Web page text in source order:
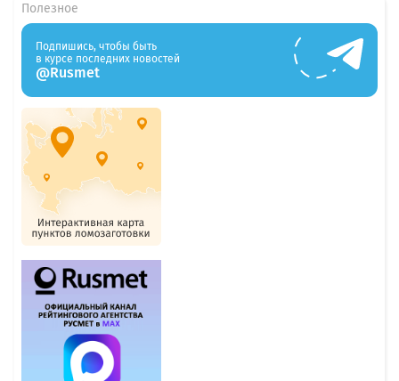
Полезное
Подпишись, чтобы быть
в курсе последних новостей
@Rusmet